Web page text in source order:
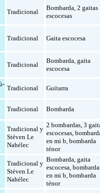
Tradicional
Bombarda ,2 gaitas
escocesas
Tradicional Gaita escocesa
Tradicional
Bombarda ,gaita
escocesa
Tradicional Guitarra
Tradicional Bombarda
Tradicional y
Stéven Le
Nahélec
2 bombardas ,3
escocesas ,
en mi b ,bombarda
ténor
Tradicional y
Stéven Le
Nahélec
Bombarda ,gaita
escocesa ,bombarda
en mi b ,bombarda
ténor